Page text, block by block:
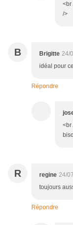
<br
/>
B Brigitte 24/
idéal pour
Répondre
<br
R regine 24/
toujours
Répondre